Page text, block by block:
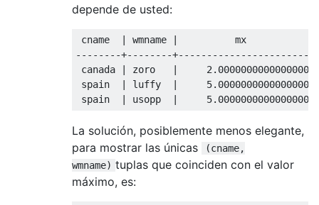
depende de usted:
cname | wmname |
--------+--------+------------------------
canada
| zoro |
2.0000000000000000
spain
| luffy |
5.0000000000000000
spain
| usopp | 5.0000000000000000
La solución, posiblemente menos elegante,
para mostrar las únicas
(cname,
wmname) tuplas que coinciden con el valor
máximo, es: